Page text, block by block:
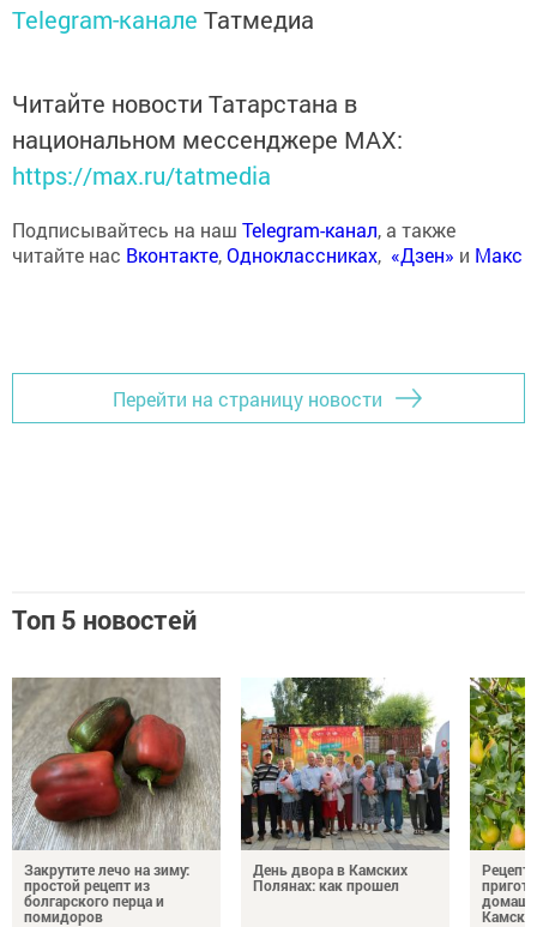
Telegram-канале Татмедиа
Читайте новости Татарстана в
национальном мессенджере MАХ:
https://max.ru/tatmedia
Подписывайтесь на наш Telegram-канал, а также
читайте нас Вконтакте,Одноклассниках, «Дзен» и Макс
Перейти на страницу новости
Топ 5 новостей
Закрутите лечо на зиму:
простой рецепт из
болгарского перца и
помидоров
День двора в Камских
Полянах: как прошел